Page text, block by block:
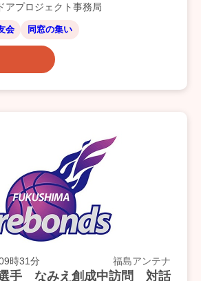
アプロジェクト事務局
会 同窓の集い
時31分 福島アンテナ
手 なみえ創成中訪問 対話